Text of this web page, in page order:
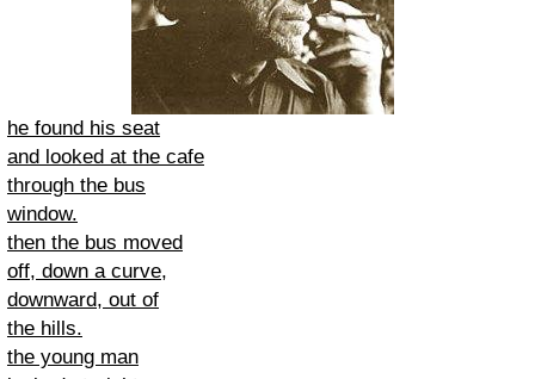
he found his seat
and looked at the cafe
through the bus
window.
then the bus moved
off, down a curve,
downward, out of
the hills.
the young man